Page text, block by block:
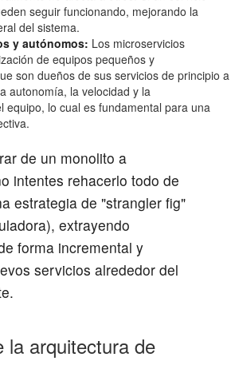
seguir funcionando, mejorando la
del sistema.
y autónomos: Los microservicios
de equipos pequeños y
son dueños de sus servicios de principio a
autonomía, la velocidad y la
equipo, lo cual es fundamental para una
de un monolito a
intentes rehacerlo todo de
estrategia de "strangler fig"
extrayendo
forma incremental y
servicios alrededor del
la arquitectura de